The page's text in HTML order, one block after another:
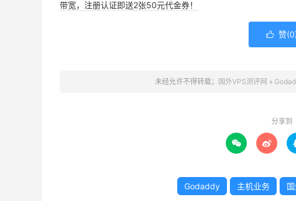
带宽，注册认证即送2张50元代金券！
 赞(0
未经允许不得转载； 国外VPS测评网 »
分享到
 
Godaddy 主机业务